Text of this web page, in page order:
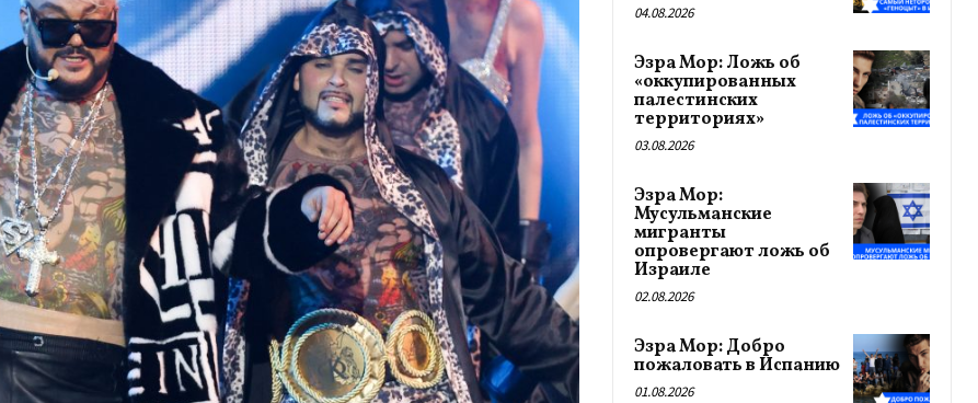
04.08.2026
Эзра Мор: Ложь об
«оккупированных
палестинских
территориях»
03.08.2026
Эзра Мор:
Мусульманские
мигранты
опровергают ложь об
Израиле
02.08.2026
Эзра Мор: Добро
пожаловать в Испанию
01.08.2026